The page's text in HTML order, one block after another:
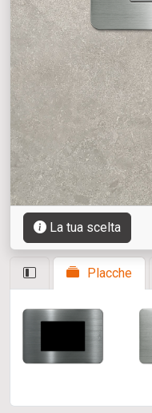
La tua scelta
Placche